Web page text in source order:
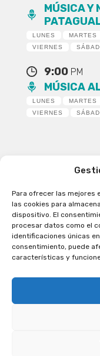
Para ofrecer las mejores
las cookies para
dispositivo. El
procesar datos como el
identificaciones únicas
consentimiento, puede
características y
MÚSICA Y
LUNES MARTES
VIERNES
9:00 PM
MÚSICA
LUNES MARTES
VIERNES
Patagual Radio
reservados
la Radio de Verdad
Cobertura
Programación
Escríbenos